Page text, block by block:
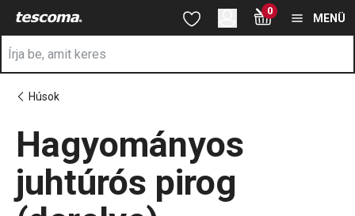
A Hagyományos juhtúrós pirog (derelye) oldalon tartózkodik
Ugrás a fő tartalomhoz
Ugrás a kereséshez
Ugrás a navigációhoz 0
MENÜ
Húsok
Hagyományos
juhtúrós pirog